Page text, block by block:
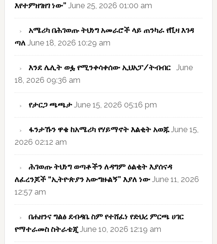
እየተምዘገዘገ ነው” June 25, 2026 01:00 am
አሜሪካ በሕገወጡ ትህነግ አመራሮች ላይ ጠንካራ የቪዛ እገዳ
ጣለ June 18, 2026 10:29 am
እንደ ሌሊት ወፏ የሚንቀሳቀሰው ኢህአፓ/ትብብር
June
18, 2026 09:36 am
የታርጋ ጫጫታ June 15, 2026 05:16 pm
ፋንታኹን ዋቄ ከአሜሪካ የሃይማኖት እልቂት አወጁ June 15,
2026 02:12 am
ሕገወጡ ትህነግ ወጣቶችን ለዳግም ዕልቂት እያሰናዳ
ለፈረንጆች “ኢትዮጵያን አውግዙልኝ” እያለ ነው June 11, 2026
12:57 am
በሐዘንና ግልፅ ደብዳቤ ስም የተሸፈነ የድህረ ምርጫ ሀገር
የማተራመስ ስትራቴጂ June 10, 2026 12:19 am